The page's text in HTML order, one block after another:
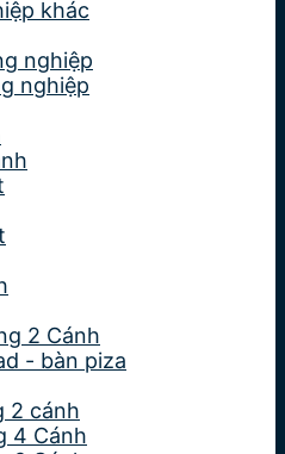
khác
nghiệp
nghiệp
2 Cánh
- bàn piza
2 cánh
4 Cánh